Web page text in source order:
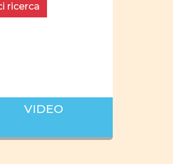
ricerca
VIDEO